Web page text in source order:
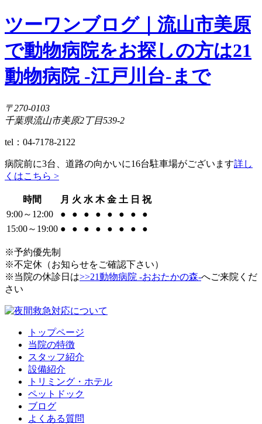
ツーワンブログ｜流山市美原
で動物病院をお探しの方は21
動物病院 -江戸川台-まで
〒270-0103
千葉県流山市美原2丁目539-2
tel：04-7178-2122
病院前に3台、道路の向かいに16台駐車場がございます詳し
くはこちら >
時間 月 火 水 木 金 土 日 祝
9:00～12:00
● ● ● ● ● ● ●
●
15:00～19:00 ● ● ● ● ● ● ● ●
※予約優先制
※不定休（お知らせをご確認下さい）
※当院の休診日は>>21動物病院 -おおたかの森-へご来院くだ
さい
トップページ
当院の特徴
スタッフ紹介
設備紹介
トリミング・ホテル
ペットドック
ブログ
よくある質問